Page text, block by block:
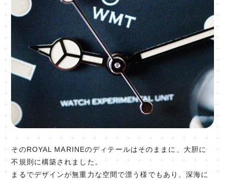
そのROYAL MARINEのディテールはそのままに、大胆に
不規則に構築されました。
まるでデザインが無重力な空間で漂う様でもあり、深海に